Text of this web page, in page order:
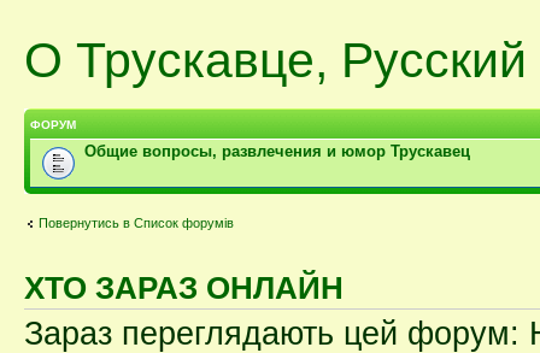
О Трускавце, Русский
ФОРУМ
Общие вопросы, развлечения и юмор Трускавец
Повернутись в Список форумів
ХТО ЗАРАЗ ОНЛАЙН
Зараз переглядають цей форум: